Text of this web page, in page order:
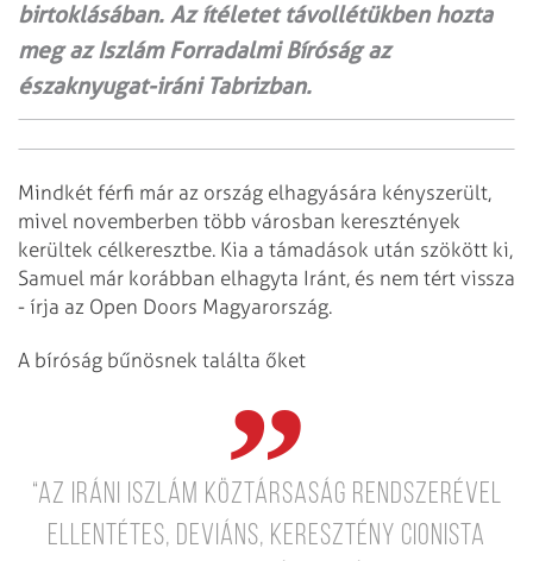
birtoklásában. Az ítéletet távollétükben hozta
meg az Iszlám Forradalmi Bíróság az
északnyugat-iráni Tabrizban.
Mindkét férfi már az ország elhagyására kényszerült,
mivel novemberben több városban keresztények
kerültek célkeresztbe. Kia a támadások után szökött ki,
Samuel már korábban elhagyta Iránt, és nem tért vissza
- írja az Open Doors Magyarország.
A bíróság bűnösnek találta őket
“az Iráni Iszlám Köztársaság rendszerével
ellentétes, deviáns, keresztény cionista